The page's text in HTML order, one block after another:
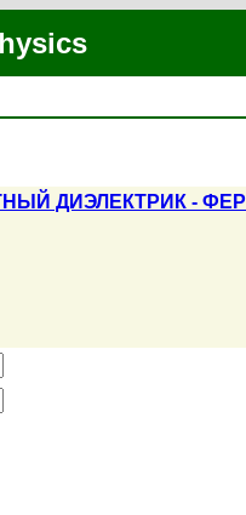
ДИЭЛЕКТРИК -